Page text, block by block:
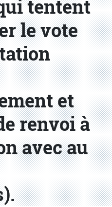
tentent
le vote
et
renvoi à
avec au